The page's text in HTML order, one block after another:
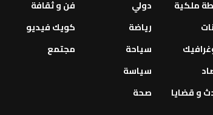
ملكية
و قضايا
دولي
رياضة
سياحة
سياسة
صحة
فن و ثقافة
كويك فيديو
مجتمع